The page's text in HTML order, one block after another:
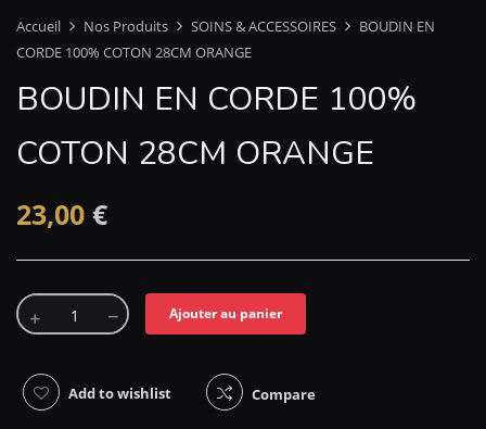
Accueil Nos Produits SOINS & ACCESSOIRES
BOUDIN EN
CORDE 100% COTON 28CM ORANGE
BOUDIN EN CORDE 100%
COTON 28CM ORANGE
23,00 €
Ajouter au panier
Add to wishlist Compare